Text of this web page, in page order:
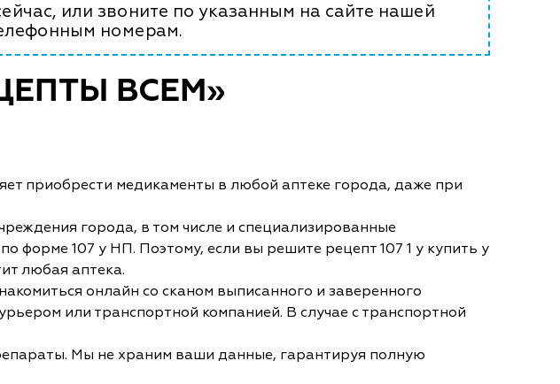
или звоните по указанным на сайте нашей
номерам.
ВСЕМ»
приобрести медикаменты в любой аптеке города, даже при
города, в том числе и специализированные
107 у НП. Поэтому, если вы решите рецепт 107 1 у купить у
любая аптека.
онлайн со сканом выписанного и заверенного
или транспортной компанией. В случае с транспортной
Мы не храним ваши данные, гарантируя полную